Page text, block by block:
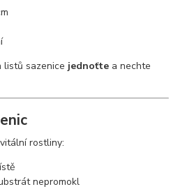
listů sazenice jednoťte a nechte
rostliny:
nepromokl